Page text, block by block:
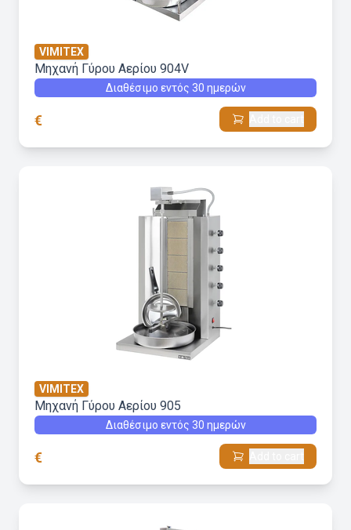
VIMITEX
Μηχανή Γύρου Aερίου 904V
Διαθέσιμο εντός 30 ημερών
€
VIMITEX
Μηχανή Γύρου Aερίου 905
Διαθέσιμο εντός 30 ημερών
€